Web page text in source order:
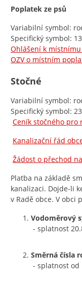
Poplatek ze psů
Variabilní symbol:
Specifický symbol:
Ohlášení k
OZV o místním
Stočné
Variabilní symbol:
Specifický symbol:
Ceník stočného pro
Kanalizační řád
Žádost o přechod
Platba na základě
kanalizaci. Dojde-li
v Radě obce. V obci
Vodoměrový
- splatnost
Směrná čísla
- splatnost od